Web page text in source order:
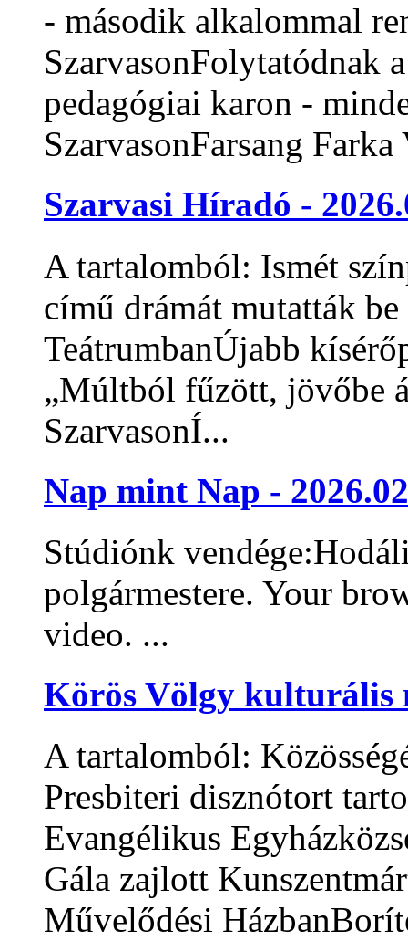
- második alkalommal
SzarvasonFolytatódnak
pedagógiai karon -
SzarvasonFarsang
Szarvasi Híradó -
A tartalomból: Ismét
című drámát mutatták
TeátrumbanÚjabb
„Múltból fűzött, jövőbe
SzarvasonÍ...
Nap mint Nap -
Stúdiónk
polgármestere. Your
video. ...
Körös Völgy kulturális
A tartalomból:
Presbiteri disznótort
Evangélikus
Gála zajlott
Művelődési